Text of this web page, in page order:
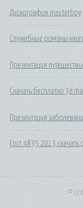
Дискография masterboy
Служебные романы
Презентация
Скачать бесплатно 3d
Презентация
Гост 4835 2013 скачать
©